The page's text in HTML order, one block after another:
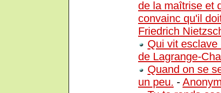
de la maîtrise et
convainc qu'il
Friedrich
Qui vit
de Lagrange-
Quand on se
un peu. -